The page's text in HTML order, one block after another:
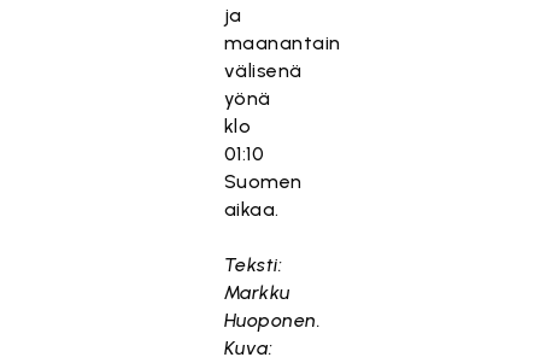
ja
maanantain
välisenä
yönä
klo
01:10
Suomen
aikaa.
Teksti:
Markku
Huoponen.
Kuva: